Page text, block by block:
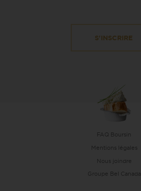
FAQ Boursin
Mentions légales
Nous joindre
Groupe Bel Canada